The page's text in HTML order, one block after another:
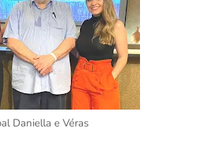
Daniella e Véras